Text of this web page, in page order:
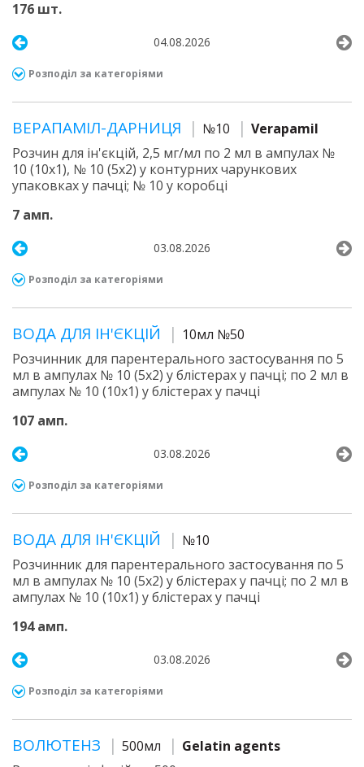
176 шт.
04.08.2026
Розподіл за категоріями
ВЕРАПАМІЛ-ДАРНИЦЯ №10
Verapamil
Розчин для ін'єкцій, 2,5 мг/мл по 2 мл в ампулах №
10 (10х1), № 10 (5х2) у контурних чарункових
упаковках у пачці; № 10 у коробці
7 амп.
03.08.2026
Розподіл за категоріями
ВОДА ДЛЯ ІН'ЄКЦІЙ
10мл №50
Розчинник для парентерального застосування по 5
мл в ампулах № 10 (5х2) у блістерах у пачці; по 2 мл в
ампулах № 10 (10х1) у блістерах у пачці
107 амп.
03.08.2026
Розподіл за категоріями
ВОДА ДЛЯ ІН'ЄКЦІЙ
№10
Розчинник для парентерального застосування по 5
мл в ампулах № 10 (5х2) у блістерах у пачці; по 2 мл в
ампулах № 10 (10х1) у блістерах у пачці
194 амп.
03.08.2026
Розподіл за категоріями
ВОЛЮТЕНЗ 500мл
Gelatin agents